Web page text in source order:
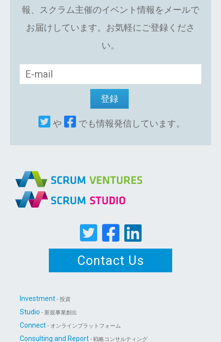
報、スクラム主催のイベント情報をメールで
お届けしています。お気軽にご登録くださ
い。
や でも情報発信しています。
Contact Us
Investment - 投資
Studio - 新規事業創出
Connect - オンラインプラットフォーム
Consulting and Report - 戦略コンサルティング